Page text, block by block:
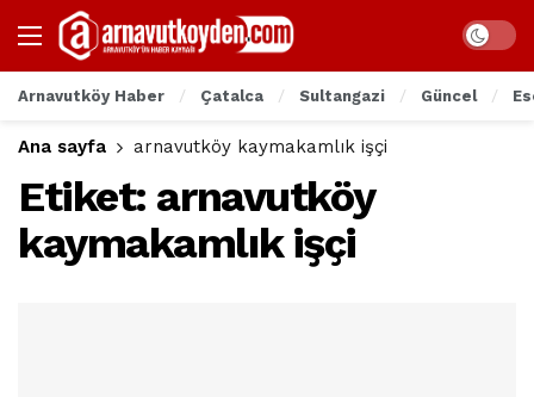
Arnavutköy Haber Çatalca Sultangazi Güncel
Ana sayfa arnavutköy kaymakamlık işçi
Etiket: arnavutköy
kaymakamlık işçi